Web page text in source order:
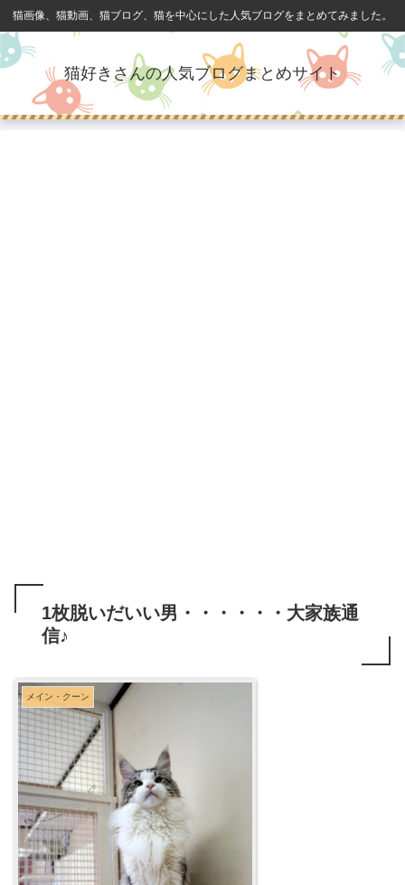
猫画像、猫動画、猫ブログ、猫を中心にした人気ブログをまとめてみました。
猫好きさんの人気ブログまとめサイト
1枚脱いだいい男・・・・・・大家族通
信♪
メイン・クーン